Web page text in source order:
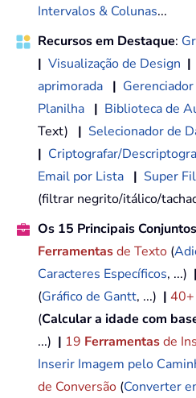
Intervalos & Colunas...
Recursos em Destaque:
| Visualização de Design |
aprimorada |
Planilha | Biblioteca de
Text) | Selecionador de
| Criptografar/
Email por Lista | Super
(filtrar negrito/itálico/
Os 15 Principais
Ferramentasde Texto (
Caracteres Específicos, ...) |
(Gráfico de Gantt, ...) | 40+
(Calcular a idade com
...) | 19 Ferramentasde
Inserir Imagem pelo
de Conversão (Converter